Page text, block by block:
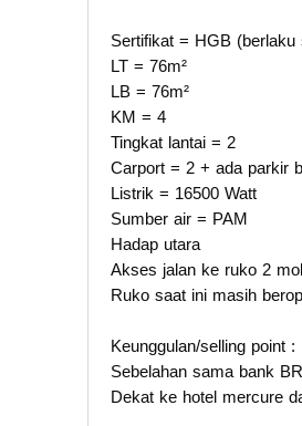
Sertifikat = HGB (berlaku
LT = 76m²
LB = 76m²
KM = 4
Tingkat lantai = 2
Carport = 2 + ada parkir
Listrik = 16500 Watt
Sumber air = PAM
Hadap utara
Akses jalan ke ruko 2
Ruko saat ini masih
Keunggulan/selling point :
Sebelahan sama bank
Dekat ke hotel mercure